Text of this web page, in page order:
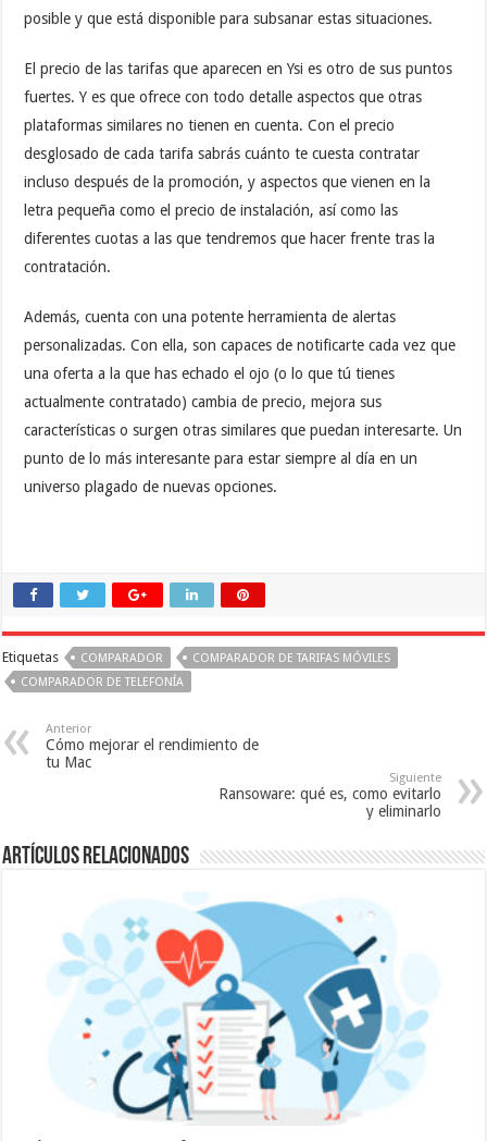
posible y que está disponible para subsanar estas situaciones.
El precio de las tarifas que aparecen en Ysi es otro de sus puntos
fuertes. Y es que ofrece con todo detalle aspectos que otras
plataformas similares no tienen en cuenta. Con el precio
desglosado de cada tarifa sabrás cuánto te cuesta contratar
incluso después de la promoción, y aspectos que vienen en la
letra pequeña como el precio de instalación, así como las
diferentes cuotas a las que tendremos que hacer frente tras la
contratación.
Además, cuenta con una potente herramienta de alertas
personalizadas. Con ella, son capaces de notificarte cada vez que
una oferta a la que has echado el ojo (o lo que tú tienes
actualmente contratado) cambia de precio, mejora sus
características o surgen otras similares que puedan interesarte. Un
punto de lo más interesante para estar siempre al día en un
universo plagado de nuevas opciones.
Etiquetas COMPARADOR
COMPARADOR DE TARIFAS MÓVILES
COMPARADOR DE TELEFONÍA
Anterior
Cómo mejorar el rendimiento de
tu Mac
Siguiente
Ransoware: qué es, como evitarlo
y eliminarlo
Artículos relacionados